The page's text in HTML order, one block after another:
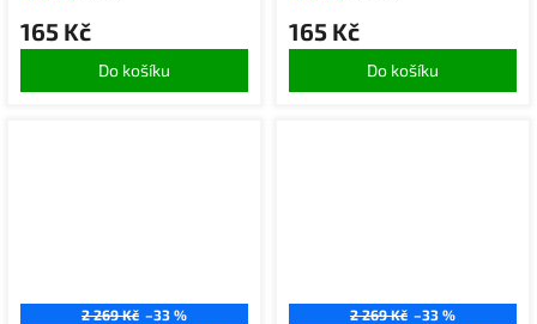
165 Kč
Do košíku
165 Kč
Do košíku
2 269 Kč –33 % 2 269 Kč –33 %